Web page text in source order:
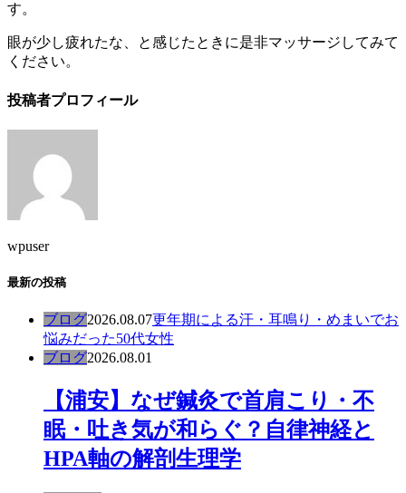
す。
眼が少し疲れたな、と感じたときに是非マッサージしてみて
ください。
投稿者プロフィール
wpuser
最新の投稿
ブログ2026.08.07更年期による汗・耳鳴り・めまいでお
悩みだった50代女性
ブログ2026.08.01
【浦安】なぜ鍼灸で首肩こり・不
眠・吐き気が和らぐ？自律神経と
HPA軸の解剖生理学